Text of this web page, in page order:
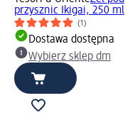
przysznic Ikigai, 250 ml
(1)
Dostawa dostępna
Wybierz sklep dm